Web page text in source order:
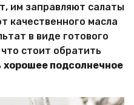
им заправляют салаты
качественного масла
в виде готового
стоит обратить
хорошее подсолнечное